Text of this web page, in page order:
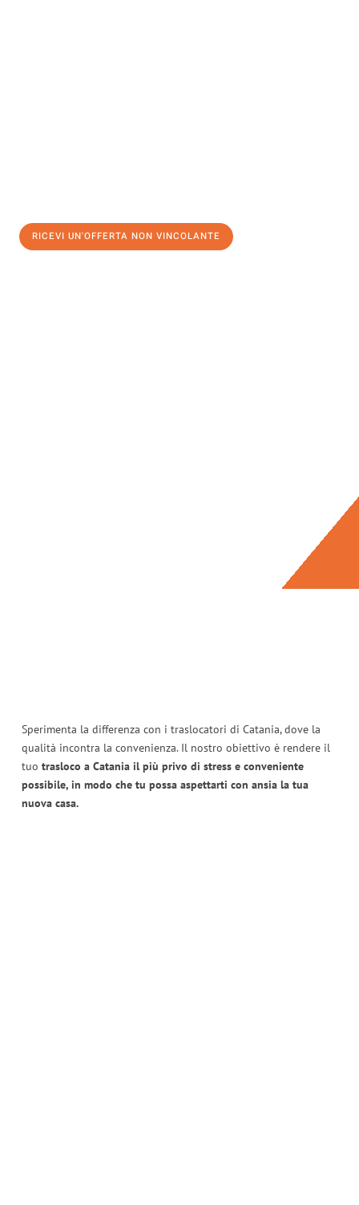
RICEVI UN'OFFERTA NON VINCOLANTE
Sperimenta la differenza con i traslocatori di Catania, dove la
qualità incontra la convenienza. Il nostro obiettivo è rendere il
tuo trasloco a Catania il più privo di stress e conveniente
possibile, in modo che tu possa aspettarti con ansia la tua
nuova casa.